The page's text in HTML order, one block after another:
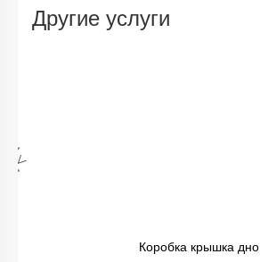
Другие услуги
Коробка крышка дно